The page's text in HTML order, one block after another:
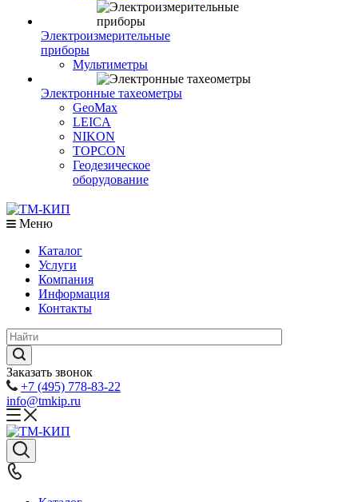
Электроизмерительные
приборы
Мультиметры
Электронные тахеометры
GeoMax
LEICA
NIKON
TOPCON
Геодезическое
оборудование
Меню
Каталог
Услуги
Компания
Информация
Контакты
Заказать звонок
+7 (495) 778-83-22
info@tmkip.ru